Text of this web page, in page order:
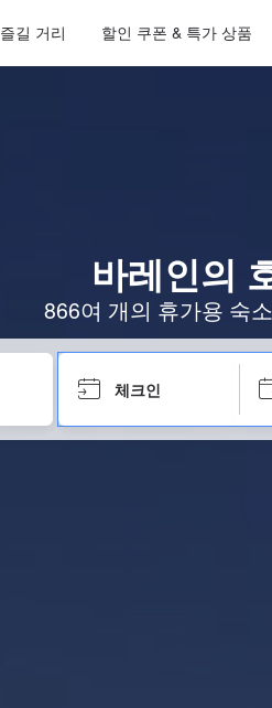
즐길 거리 할인 쿠폰 & 특가 상품
바레인의
866여 개의 휴가용 숙
체크인